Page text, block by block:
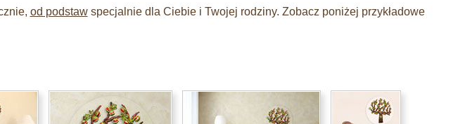
od podstawspecjalnie dla Ciebie i Twojej rodziny. Zobacz poniżej przykładowe